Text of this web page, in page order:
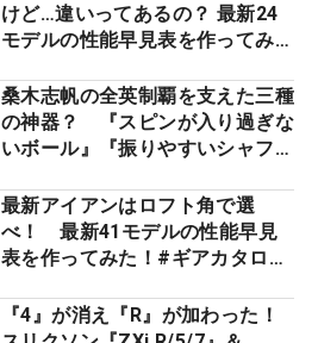
けど…違いってあるの？ 最新24
モデルの性能早見表を作ってみ
桑木志帆の全英制覇を支えた三種
の神器？ 『スピンが入り過ぎな
いボール』『振りやすいシャフ
ー』 #女子プロセッティング
最新アイアンはロフト角で選
べ！ 最新41モデルの性能早見
表を作ってみた！#ギアカタログ
『4』が消え『R』が加わった！